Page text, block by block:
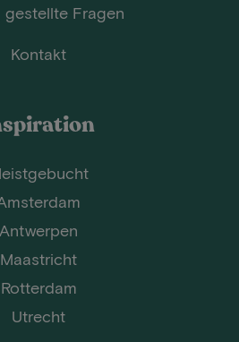
gestellte Fragen
Kontakt
Antwerpen
Maastricht
Rotterdam
Utrecht